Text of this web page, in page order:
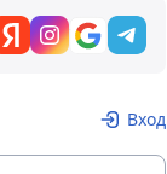
Вход